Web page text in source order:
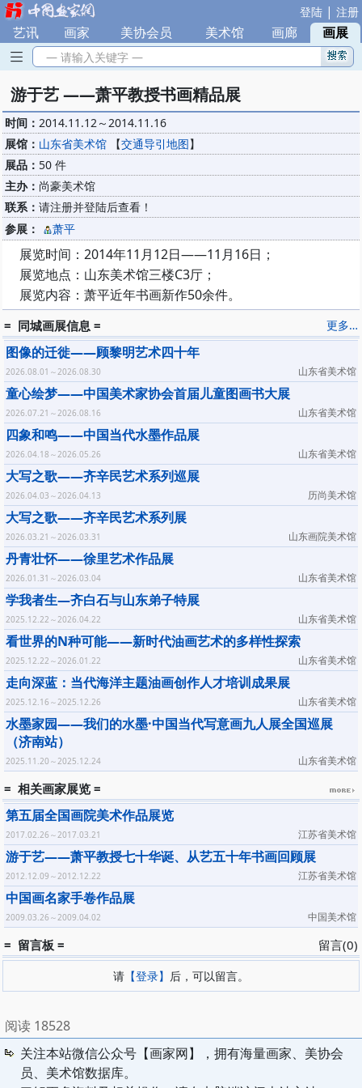
登陆 | 注册
艺讯 画家 美协会员 美术馆 画廊 | 画展
— 请输入关键字 —
游于艺 ——萧平教授书画精品展
时间： 2014.11.12～2014.11.16
展馆： 山东省美术馆 【交通导引地图】
展品： 50 件
主办： 尚豪美术馆
联系： 请注册并登陆后查看！
参展：
萧平
展览时间：2014年11月12日——11月16日；
展览地点：山东美术馆三楼C3厅；
展览内容：萧平近年书画新作50余件。
更多…
= 同城画展信息 =
图像的迁徙——顾黎明艺术四十年
山东省美术馆
2026.08.01～2026.08.30
童心绘梦——中国美术家协会首届儿童图画书大展
山东省美术馆
2026.07.21～2026.08.16
四象和鸣——中国当代水墨作品展
山东省美术馆
2026.04.18～2026.05.26
大写之歌——齐辛民艺术系列巡展
历尚美术馆
2026.04.03～2026.04.13
大写之歌——齐辛民艺术系列展
山东画院美术馆
2026.03.21～2026.03.31
丹青壮怀——徐里艺术作品展
山东省美术馆
2026.01.31～2026.03.04
学我者生—齐白石与山东弟子特展
山东省美术馆
2025.12.22～2026.04.22
看世界的N种可能——新时代油画艺术的多样性探索
山东省美术馆
2025.12.22～2026.01.22
走向深蓝：当代海洋主题油画创作人才培训成果展
山东省美术馆
2025.12.16～2025.12.26
水墨家园——我们的水墨·中国当代写意画九人展全国巡展
（济南站）
山东省美术馆
2025.11.20～2025.12.24
= 相关画家展览 =
第五届全国画院美术作品展览
江苏省美术馆
2017.02.26～2017.03.21
游于艺——萧平教授七十华诞、从艺五十年书画回顾展
江苏省美术馆
2012.12.09～2012.12.22
中国画名家手卷作品展
中国美术馆
2009.03.26～2009.04.02
留言(0)
= 留言板 =
请 【登录】 后，可以留言。
阅读 18528
关注本站微信公众号【画家网】，拥有海量画家、美协会
员、美术馆数据库。